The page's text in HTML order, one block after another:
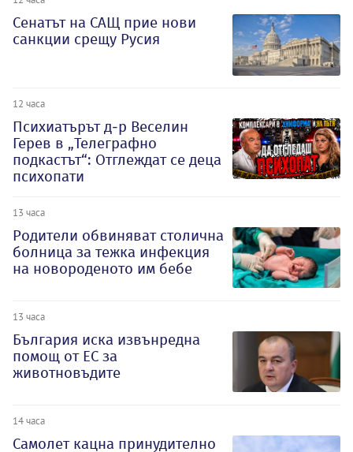
Сенатът на САЩ прие нови
санкции срещу Русия
12 часа
Психиатърът д-р Веселин
Герев в „Телеграфно
подкастът“: Отглеждат се деца
психопати
13 часа
Родители обвиняват столична
болница за тежка инфекция
на новороденото им бебе
13 часа
България иска извънредна
помощ от ЕС за
животновъдите
14 часа
Самолет кацна принудително